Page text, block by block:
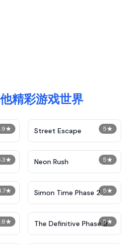
精彩游戏世界
★ 5★
Street Escape
★ 5★
Neon Rush
★ 5★
Simon Time Phase 2
★ 5★
The Definitive Phase 9:
Demolition